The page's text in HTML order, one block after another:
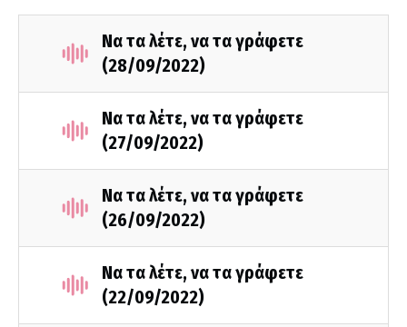
Να τα λέτε, να τα γράφετε
(28/09/2022)
Να τα λέτε, να τα γράφετε
(27/09/2022)
Να τα λέτε, να τα γράφετε
(26/09/2022)
Να τα λέτε, να τα γράφετε
(22/09/2022)